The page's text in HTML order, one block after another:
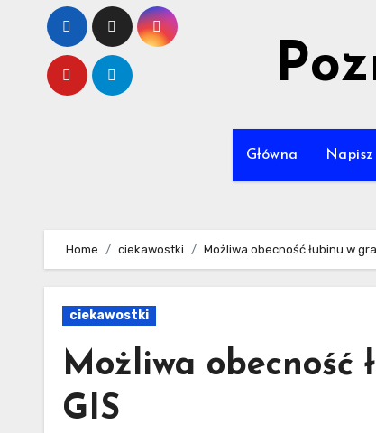
content
Główna Napisz
Home ciekawostki Możliwa obecność łubinu w
ciekawostki
Możliwa obecność
GIS